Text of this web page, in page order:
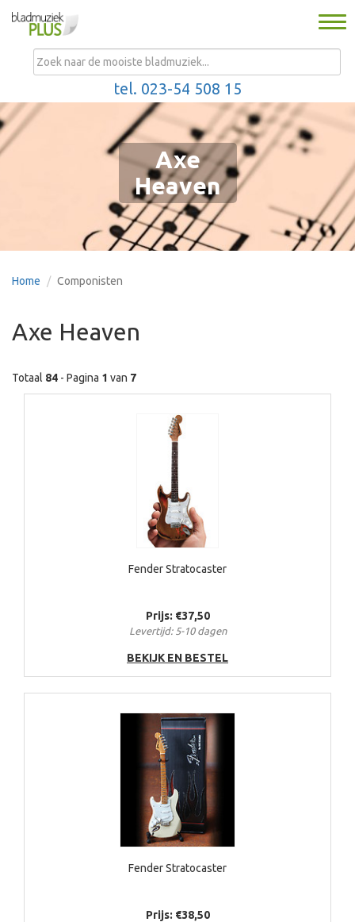
tel. 023-54 508 15
MENU
Axe
Heaven
Home Componisten
Axe Heaven
Totaal 84 - Pagina 1 van 7
Fender Stratocaster
Prijs: €37,50
Levertijd: 5-10 dagen
BEKIJK EN BESTEL
Fender Stratocaster
Prijs: €38,50